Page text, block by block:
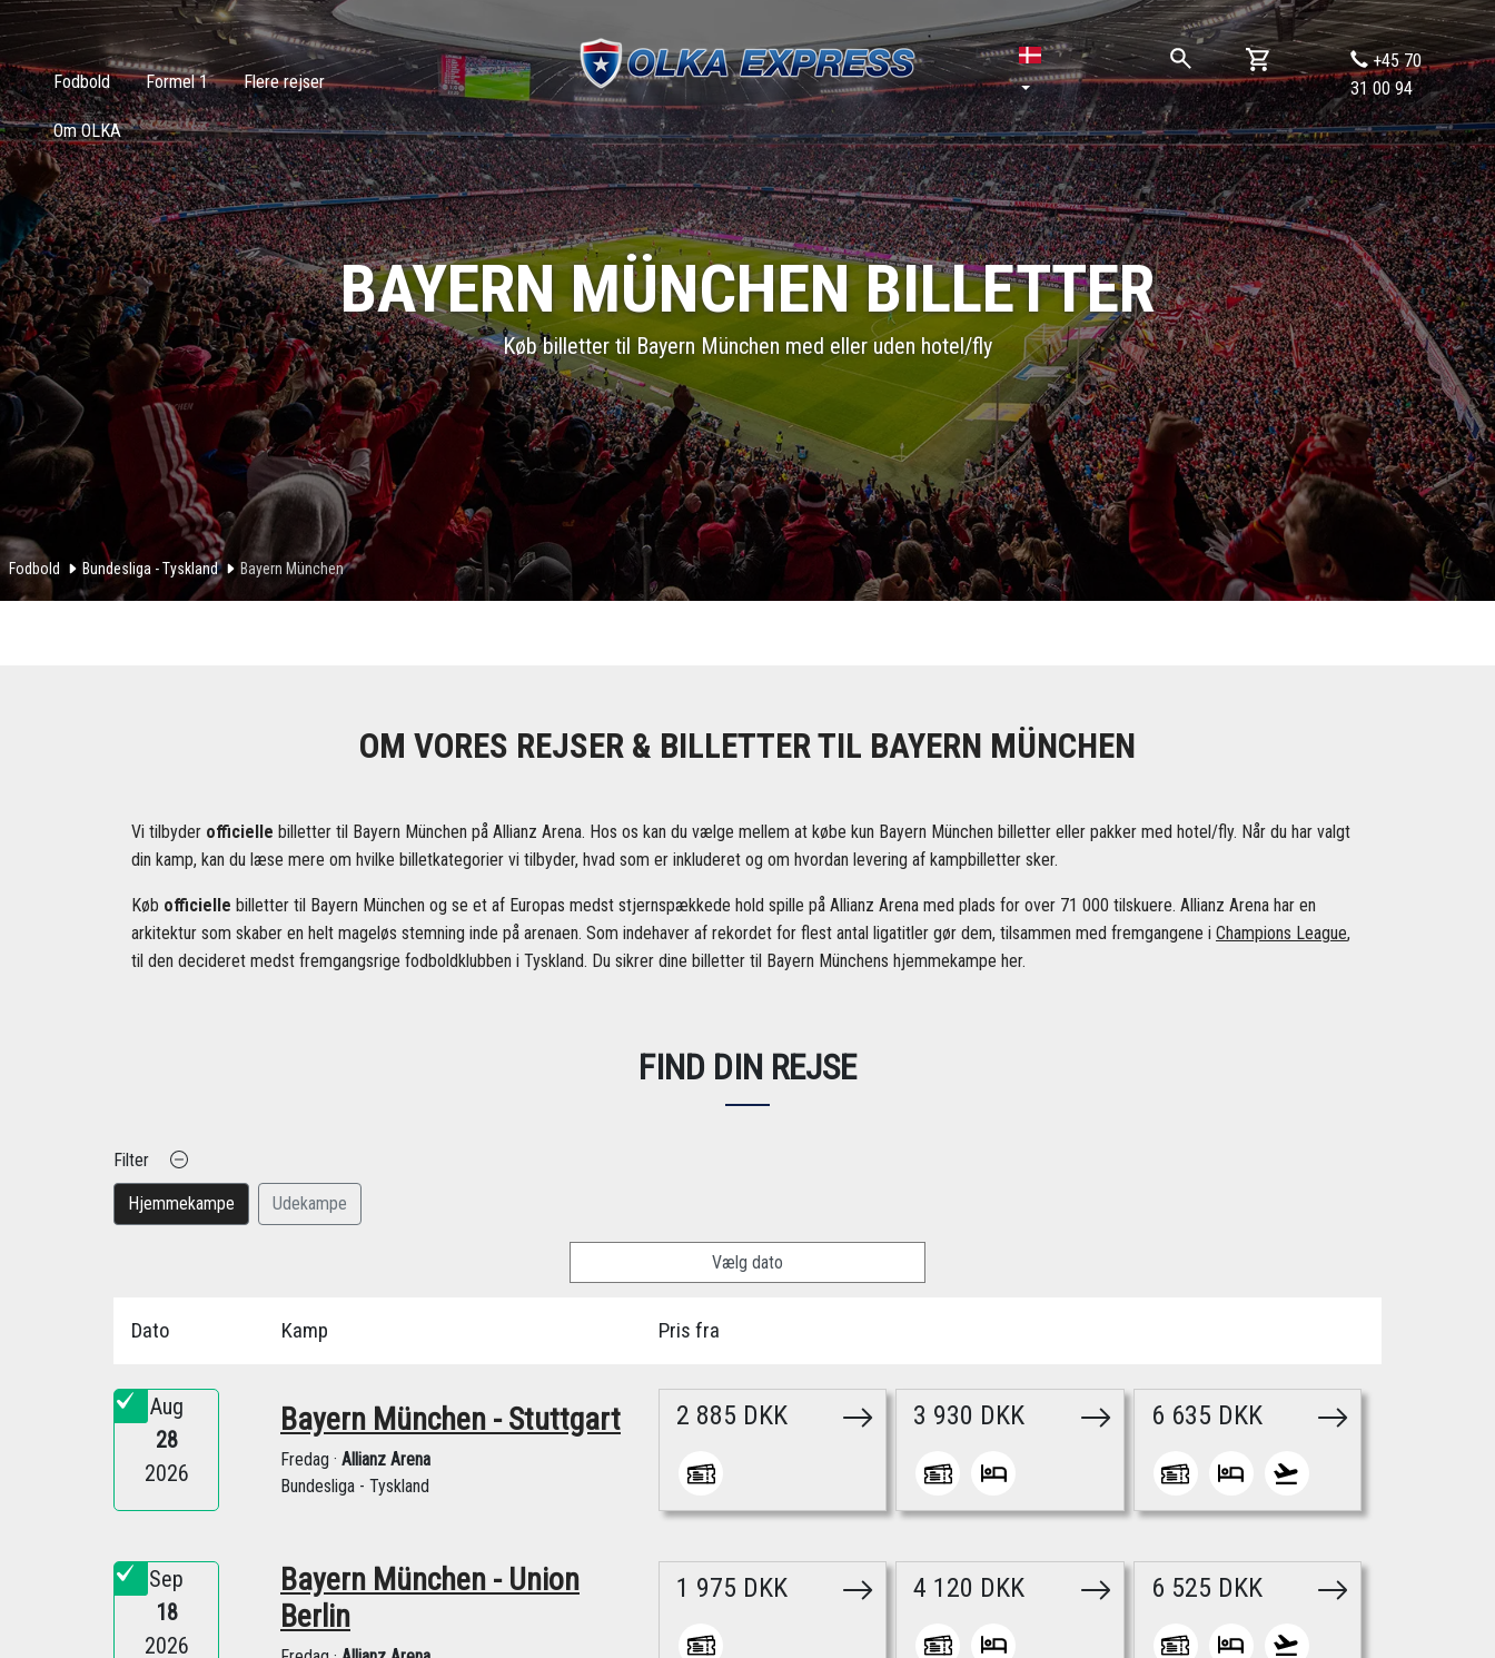
+45 70
31 00 94
Fodbold Formel 1 Flere rejser
Om OLKA
BAYERN MÜNCHEN BILLETTER
Køb billetter til Bayern München med eller uden hotel/fly
Fodbold Bundesliga - Tyskland Bayern München
OM VORES REJSER & BILLETTER TIL BAYERN MÜNCHEN
Vi tilbyder officielle billetter til Bayern München på Allianz Arena. Hos os kan du vælge mellem at købe kun Bayern München billetter eller pakker med hotel/fly. Når du har valgt
din kamp, kan du læse mere om hvilke billetkategorier vi tilbyder, hvad som er inkluderet og om hvordan levering af kampbilletter sker.
Køb officielle billetter til Bayern München og se et af Europas medst stjernspækkede hold spille på Allianz Arena med plads for over 71 000 tilskuere. Allianz Arena har en
arkitektur som skaber en helt mageløs stemning inde på arenaen. Som indehaver af rekordet for flest antal ligatitler gør dem, tilsammen med fremgangene i Champions League,
til den decideret medst fremgangsrige fodboldklubben i Tyskland. Du sikrer dine billetter til Bayern Münchens hjemmekampe her.